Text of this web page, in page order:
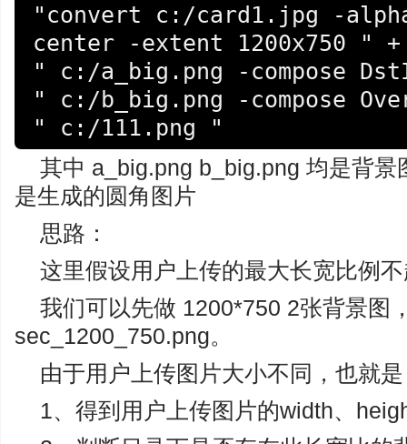
"convert c:/card1.jpg -
center -extent 1200x750 " +
" c:/a_big.png -compose
" c:/b_big.png -compose
" c:/111.png "
其中 a_big.png b_big.png 均是背景
是生成的圆角图片
思路：
这里假设用户上传的最大长宽比例
我们可以先做 1200*750 2张背景图
sec_1200_750.png。
由于用户上传图片大小不同，也就
1、得到用户上传图片的width、